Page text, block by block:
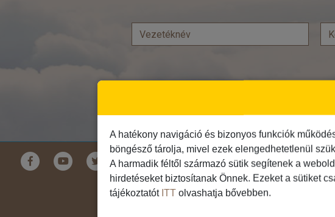
Földrészek
Ausztrália
Ázsia
Busszal
A hatékony navigáció és bizonyos funkciók
böngésző tárolja, mivel ezek elengedhetetlenül
A harmadik féltől származó sütik segítenek a
hirdetéseket biztosítanak Önnek. Ezeket a sütiket
tájékoztatót ITT olvashatja bővebben.